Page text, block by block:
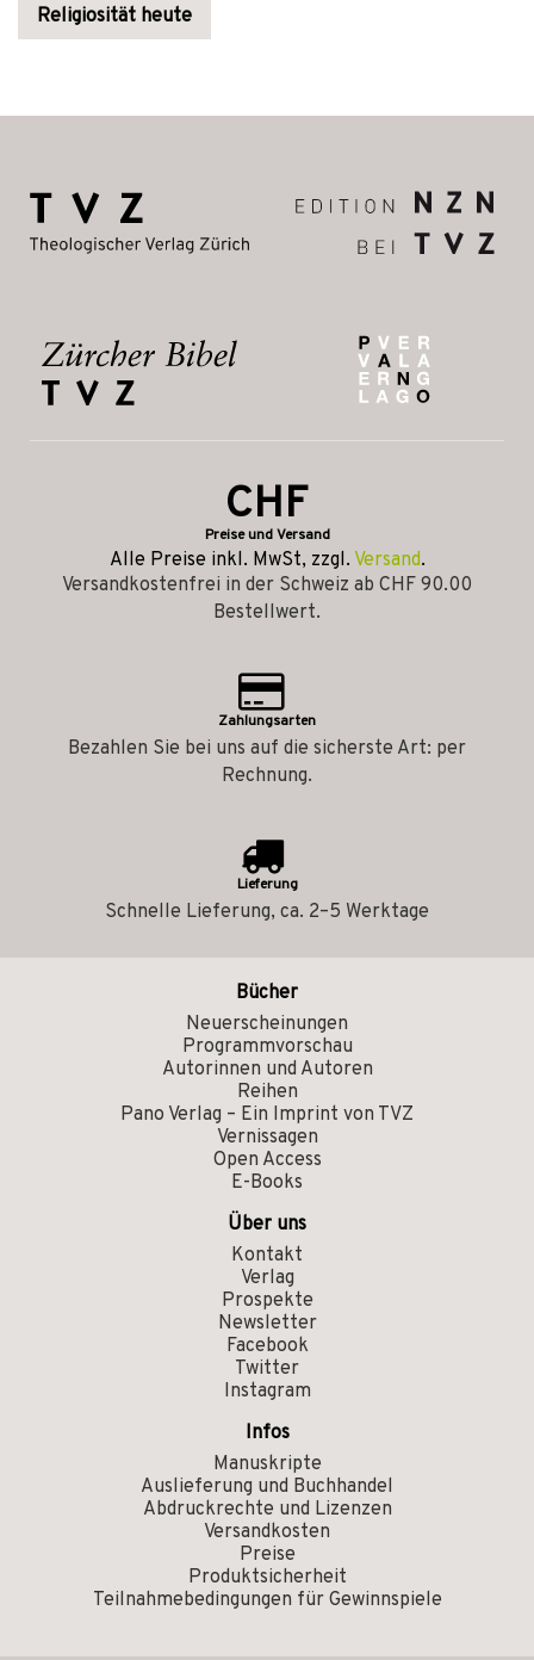
Religiosität heute
CHF
Preise und Versand
Alle Preise inkl. MwSt, zzgl. Versand.
Versandkostenfrei in der Schweiz ab CHF 90.00
Bestellwert.
Zahlungsarten
Bezahlen Sie bei uns auf die sicherste Art: per
Rechnung.
Lieferung
Schnelle Lieferung, ca. 2–5 Werktage
Bücher
Neuerscheinungen
Programmvorschau
Autorinnen und Autoren
Reihen
Pano Verlag – Ein Imprint von TVZ
Vernissagen
Open Access
E-Books
Über uns
Kontakt
Verlag
Prospekte
Newsletter
Facebook
Twitter
Instagram
Infos
Manuskripte
Auslieferung und Buchhandel
Abdruckrechte und Lizenzen
Versandkosten
Preise
Produktsicherheit
Teilnahmebedingungen für Gewinnspiele